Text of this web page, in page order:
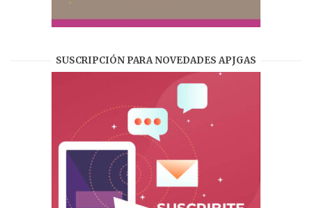
SUSCRIPCIÓN PARA NOVEDADES APJGAS